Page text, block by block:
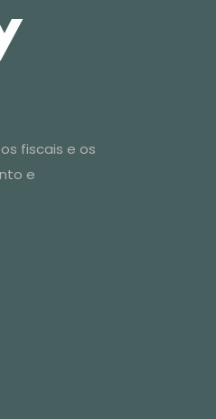
fiscais e os
e